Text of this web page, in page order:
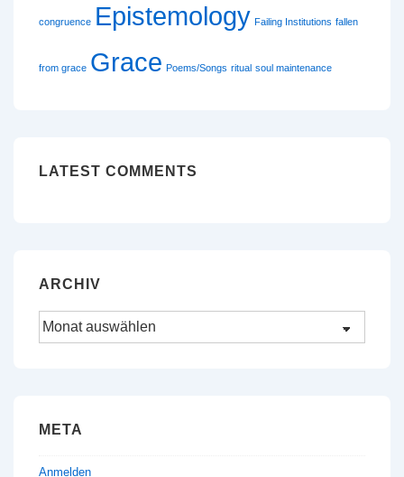
congruence Epistemology Failing Institutions fallen
from grace Grace Poems/Songs ritual soul maintenance
LATEST COMMENTS
ARCHIV
Archiv
META
Anmelden